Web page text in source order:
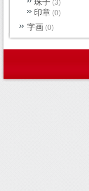
(3)
印章 (0)
字画 (0)
关